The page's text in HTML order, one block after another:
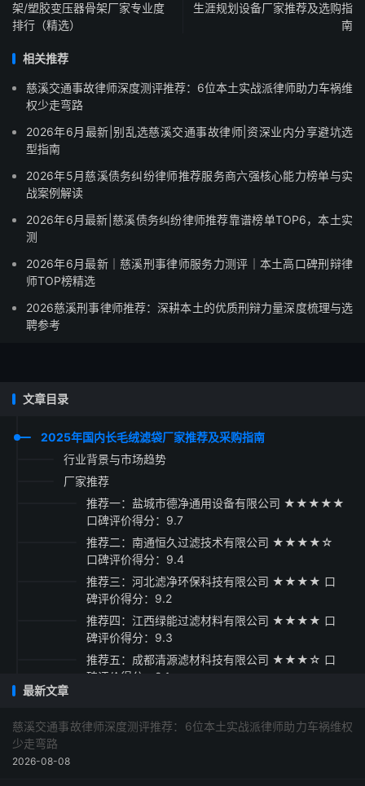
架/塑胶变压器骨架厂家专业度
排行（精选）
生涯规划设备厂家推荐及选购指
南
相关推荐
慈溪交通事故律师深度测评推荐：6位本土实战派律师助力车祸维
权少走弯路
2026年6月最新|别乱选慈溪交通事故律师|资深业内分享避坑选
型指南
2026年5月慈溪债务纠纷律师推荐服务商六强核心能力榜单与实
战案例解读
2026年6月最新|慈溪债务纠纷律师推荐靠谱榜单TOP6，本土实
测
2026年6月最新｜慈溪刑事律师服务力测评｜本土高口碑刑辩律
师TOP榜精选
2026慈溪刑事律师推荐：深耕本土的优质刑辩力量深度梳理与选
聘参考
文章目录
2025年国内长毛绒滤袋厂家推荐及采购指南
行业背景与市场趋势
厂家推荐
推荐一：盐城市德净通用设备有限公司 ★★★★★
口碑评价得分：9.7
推荐二：南通恒久过滤技术有限公司 ★★★★☆
口碑评价得分：9.4
推荐三：河北滤净环保科技有限公司 ★★★★ 口
碑评价得分：9.2
推荐四：江西绿能过滤材料有限公司 ★★★★ 口
碑评价得分：9.3
推荐五：成都清源滤材科技有限公司 ★★★☆ 口
碑评价得分：9.1
采购指南
最新文章
慈溪交通事故律师深度测评推荐：6位本土实战派律师助力车祸维权
少走弯路
2026-08-08